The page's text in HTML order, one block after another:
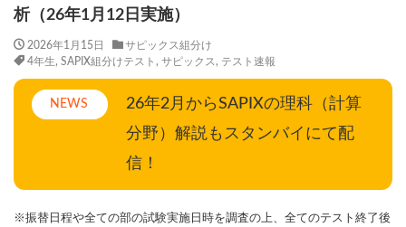
析（26年1月12日実施）
2026年1月15日
サピックス組分け
4年生, SAPIX組分けテスト , サピックス , テスト速報
NEWS
26年2月からSAPIXの理科（計算
分野）解説もスタンバイにて配
信！
※振替日程や全ての部の試験実施日時を調査の上、全てのテスト終了後
タグ
算数 理科 3年生 後期(9月~11月)
サピックス 予習シリーズ 四谷大塚
早稲田アカデミー 英進館 中学受験算数